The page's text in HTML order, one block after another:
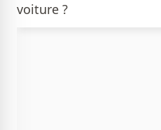
voiture ?